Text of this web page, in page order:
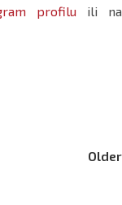
profiluili na
Older